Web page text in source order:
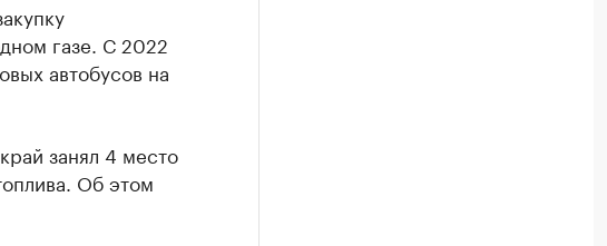
газе. С 2022
автобусов на
занял 4 место
Об этом